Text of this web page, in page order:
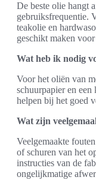
De beste olie hangt
gebruiksfrequentie.
teakolie en
geschikt maken
Wat heb ik nodig
Voor het oliën van
schuurpapier en
helpen bij het goed
Wat zijn
Veelgemaakte
of schuren van het
instructies van de
ongelijkmatige